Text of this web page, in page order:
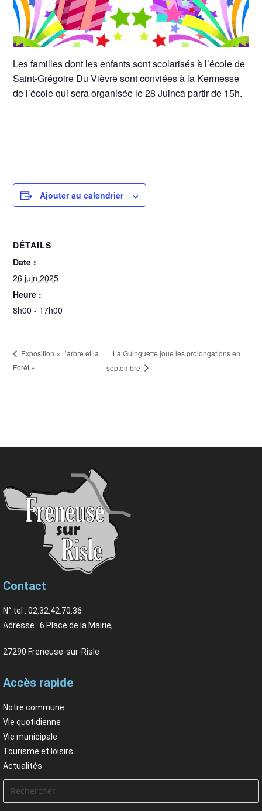
Les familles dont les enfants sont scolarisés à l’école de
Saint-Grégoire Du Vièvre sont conviées à la Kermesse
de l’école qui sera organisée le 28 Juincà partir de 15h.
Ajouter au calendrier
DÉTAILS
Date :
26 juin 2025
Heure :
8h00 - 17h00
Exposition « L’arbre et la
Forêt »
La Guinguette joue les prolongations en
septembre
Contact
N° tel : 02.32.42.70.36
Adresse : 6 Place de la Mairie,
27290 Freneuse-sur-Risle
Accès rapide
Notre commune
Vie quotidienne
Vie municipale
Tourisme et loisirs
Actualités